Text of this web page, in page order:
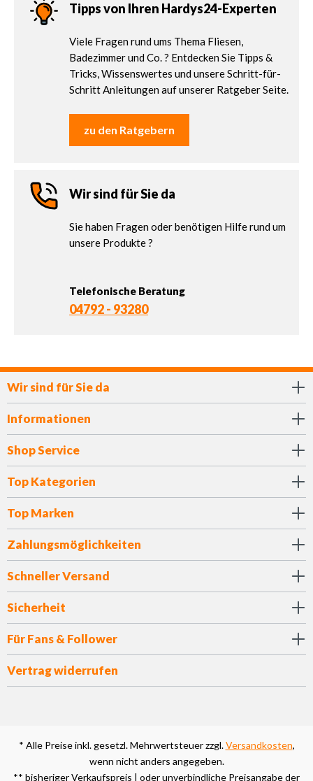
Tipps von Ihren Hardys24-Experten
Viele Fragen rund ums Thema Fliesen,
Badezimmer und Co. ? Entdecken Sie Tipps &
Tricks, Wissenswertes und unsere Schritt-für-
Schritt Anleitungen auf unserer Ratgeber Seite.
zu den Ratgebern
Wir sind für Sie da
Sie haben Fragen oder benötigen Hilfe rund um
unsere Produkte ?
Telefonische Beratung
04792 - 93280
Wir sind für Sie da
Informationen
Shop Service
Top Kategorien
Top Marken
Zahlungsmöglichkeiten
Schneller Versand
Sicherheit
Für Fans & Follower
Vertrag widerrufen
* Alle Preise inkl. gesetzl. Mehrwertsteuer zzgl.Versandkosten,
wenn nicht anders angegeben.
** bisheriger Verkaufspreis | oder unverbindliche Preisangabe der